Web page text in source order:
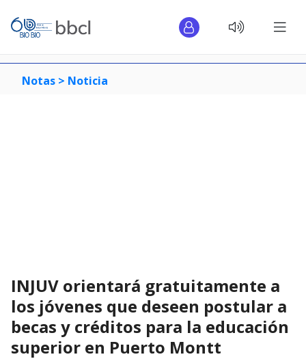
Notas > Noticia
INJUV orientará gratuitamente a
los jóvenes que deseen postular a
becas y créditos para la educación
superior en Puerto Montt